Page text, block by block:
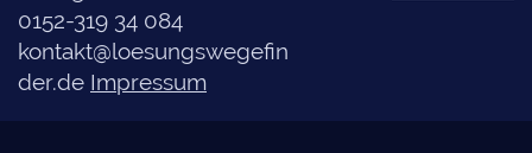
0152-319 34 084
kontakt@loesungswegefin
der.de Impressum